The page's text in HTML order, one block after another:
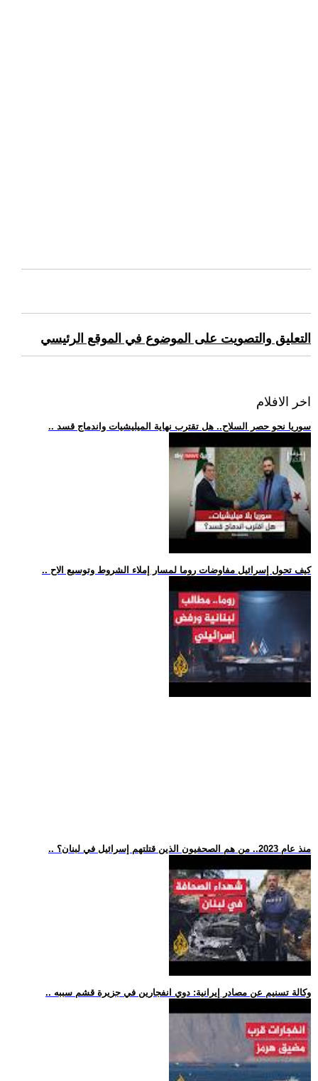
التعليق والتصويت على الموضوع في الموقع الرئيسي
اخر الافلام
.. سوريا نحو حصر السلاح.. هل تقترب نهاية الميليشيات واندماج قسد
.. كيف تحول إسرائيل مفاوضات روما لمسار إملاء الشروط وتوسيع الاح
.. منذ عام 2023.. من هم الصحفيون الذين قتلتهم إسرائيل في لبنان؟
.. وكالة تسنيم عن مصادر إيرانية: دوي انفجارين في جزيرة قشم سببه